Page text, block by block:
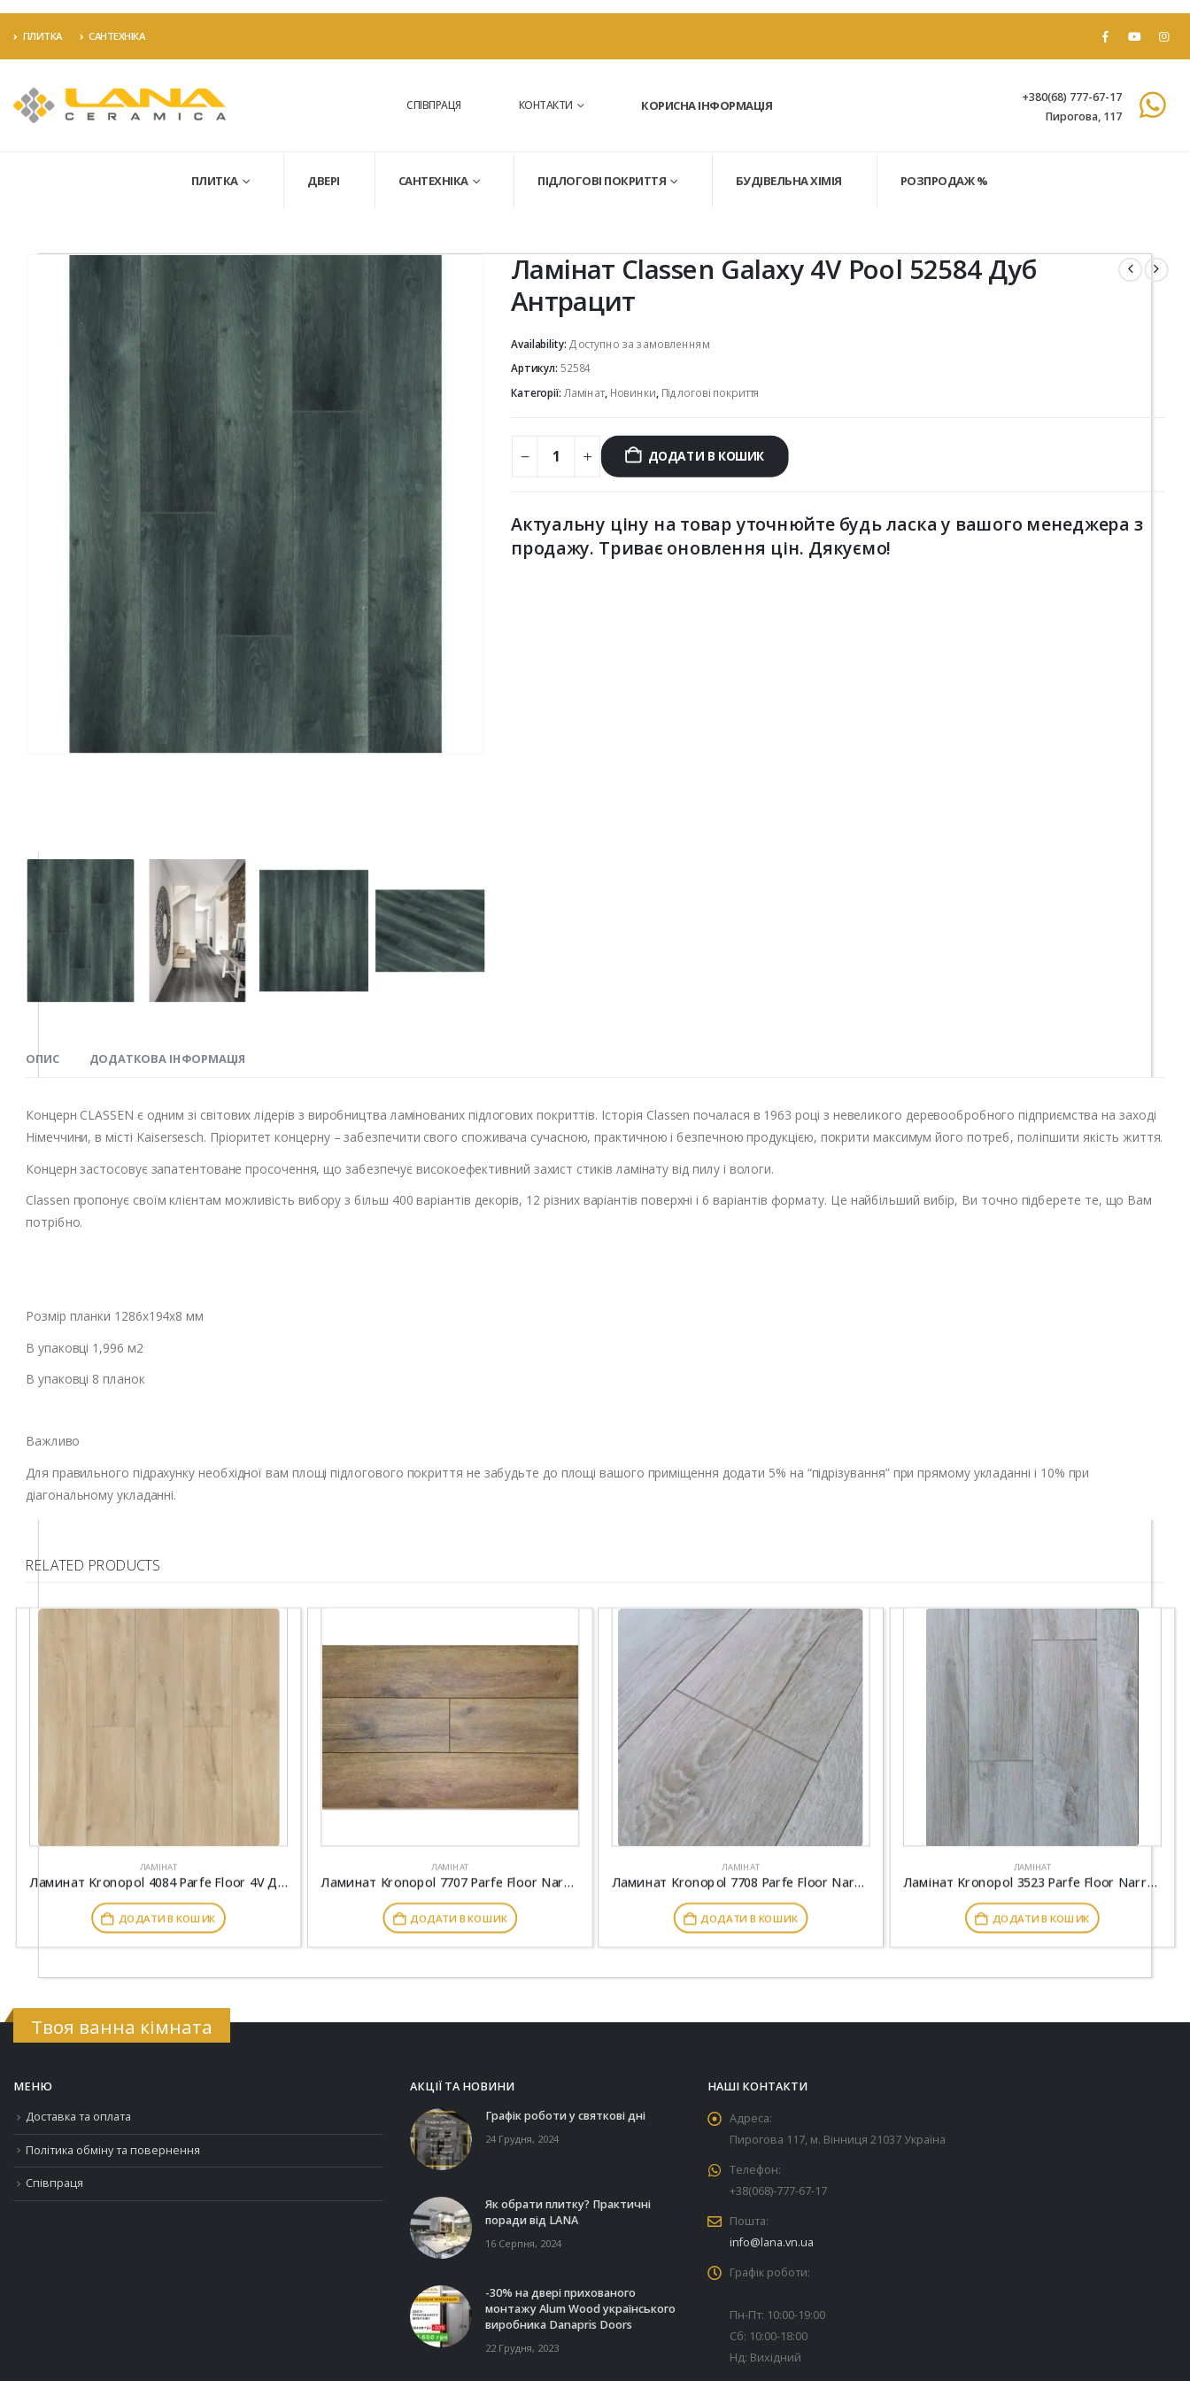
ПЛИТКА САНТЕХНІКА
СПІВПРАЦЯ КОНТАКТИ КОРИСНА ІНФОРМАЦІЯ
+380(68) 777-67-17
Пирогова, 117
ПЛИТКА ДВЕРІ САНТЕХНІКА ПІДЛОГОВІ ПОКРИТТЯ БУДІВЕЛЬНА ХІМІЯ РОЗПРОДАЖ %
Ламінат Classen Galaxy 4V Pool 52584 Дуб
Антрацит
Availability: Доступно за замовленням
Артикул: 52584
Категорії: Ламінат, Новинки, Підлогові покриття
ДОДАТИ В КОШИК
Актуальну ціну на товар уточнюйте будь ласка у вашого менеджера з
продажу. Триває оновлення цін. Дякуємо!
ОПИС ДОДАТКОВА ІНФОРМАЦІЯ
Концерн CLASSEN є одним зі світових лідерів з виробництва ламінованих підлогових покриттів. Історія Classen почалася в 1963 році з невеликого деревообробного підприємства на заході
Німеччини, в місті Kaisersesch. Пріоритет концерну – забезпечити свого споживача сучасною, практичною і безпечною продукцією, покрити максимум його потреб, поліпшити якість життя.
Концерн застосовує запатентоване просочення, що забезпечує високоефективний захист стиків ламінату від пилу і вологи.
Classen пропонує своїм клієнтам можливість вибору з більш 400 варіантів декорів, 12 різних варіантів поверхні і 6 варіантів формату. Це найбільший вибір, Ви точно підберете те, що Вам
потрібно.
Розмір планки 1286x194x8 мм
В упаковці 1,996 м2
В упаковці 8 планок
Важливо
Для правильного підрахунку необхідної вам площі підлогового покриття не забудьте до площі вашого приміщення додати 5% на “підрізування” при прямому укладанні і 10% при
діагональному укладанні.
RELATED PRODUCTS
ЛАМІНАТ
Ламинат Kronopol 4084 Parfe Floor 4V Дуб Лерос
ДОДАТИ В КОШИК
ЛАМІНАТ
Ламинат Kronopol 7707 Parfe Floor Narrow 4V Дуб Бордо
ДОДАТИ В КОШИК
ЛАМІНАТ
Ламинат Kronopol 7708 Parfe Floor Narrow 4V Дуб Довиль
ДОДАТИ В КОШИК
ЛАМІНАТ
Ламінат Kronopol 3523 Parfe Floor Narrow 4V Дуб Шамони
ДОДАТИ В КОШИК
Твоя ванна кімната
МЕНЮ
Доставка та оплата
Політика обміну та повернення
Співпраця
АКЦІЇ ТА НОВИНИ
Графік роботи у святкові дні
24 Грудня, 2024
Як обрати плитку? Практичні
поради від LANA
16 Серпня, 2024
-30% на двері прихованого
монтажу Alum Wood українського
виробника Danapris Doors
22 Грудня, 2023
НАШІ КОНТАКТИ
Адреса:
Пирогова 117, м. Вінниця 21037 Україна
Телефон:
+38(068)-777-67-17
Пошта:
info@lana.vn.ua
Графік роботи:
Пн-Пт: 10:00-19:00
Сб: 10:00-18:00
Нд: Вихідний